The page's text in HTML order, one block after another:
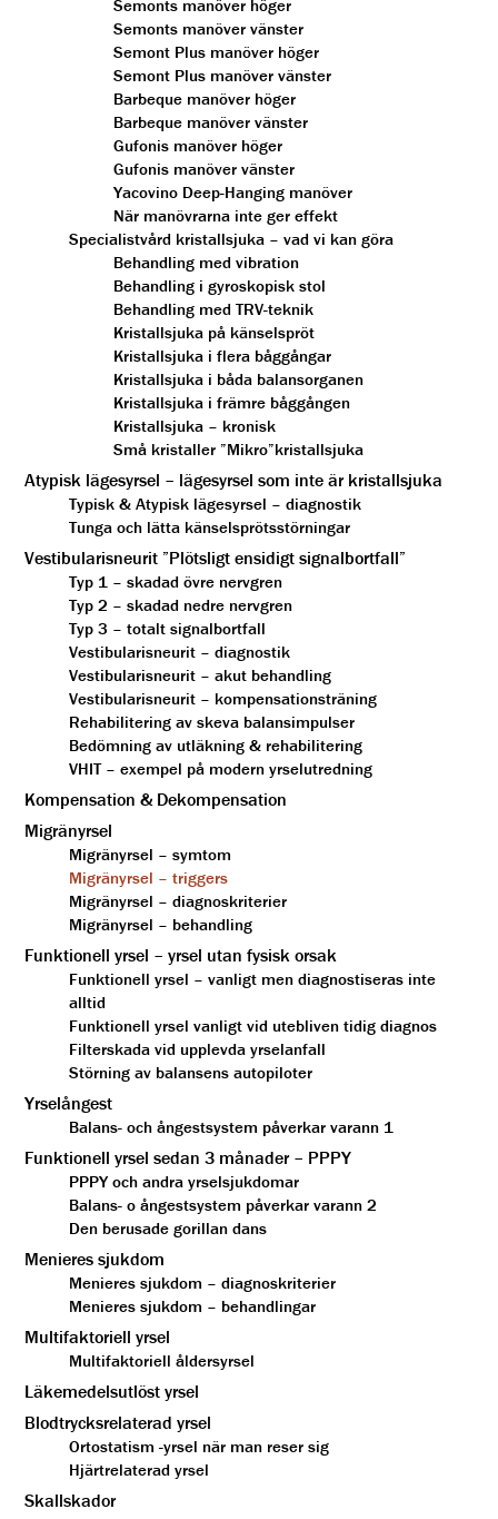
Semonts manöver höger
Semonts manöver vänster
Semont Plus manöver höger
Semont Plus manöver vänster
Barbeque manöver höger
Barbeque manöver vänster
Gufonis manöver höger
Gufonis manöver vänster
Yacovino Deep-Hanging manöver
När manövrarna inte ger effekt
Specialistvård kristallsjuka – vad vi kan göra
Behandling med vibration
Behandling i gyroskopisk stol
Behandling med TRV-teknik
Kristallsjuka på känselspröt
Kristallsjuka i flera båggångar
Kristallsjuka i båda balansorganen
Kristallsjuka i främre båggången
Kristallsjuka – kronisk
Små kristaller ”Mikro”kristallsjuka
Atypisk lägesyrsel – lägesyrsel som inte är kristallsjuka
Typisk & Atypisk lägesyrsel – diagnostik
Tunga och lätta känselsprötsstörningar
Vestibularisneurit ”Plötsligt ensidigt signalbortfall”
Typ 1 – skadad övre nervgren
Typ 2 – skadad nedre nervgren
Typ 3 – totalt signalbortfall
Vestibularisneurit – diagnostik
Vestibularisneurit – akut behandling
Vestibularisneurit – kompensationsträning
Rehabilitering av skeva balansimpulser
Bedömning av utläkning & rehabilitering
VHIT – exempel på modern yrselutredning
Kompensation & Dekompensation
Migränyrsel
Migränyrsel – symtom
Migränyrsel – triggers
Migränyrsel – diagnoskriterier
Migränyrsel – behandling
Funktionell yrsel – yrsel utan fysisk orsak
Funktionell yrsel – vanligt men diagnostiseras inte
alltid
Funktionell yrsel vanligt vid utebliven tidig diagnos
Filterskada vid upplevda yrselanfall
Störning av balansens autopiloter
Yrselångest
Balans- och ångestsystem påverkar varann 1
Funktionell yrsel sedan 3 månader – PPPY
PPPY och andra yrselsjukdomar
Balans- o ångestsystem påverkar varann 2
Den berusade gorillan dans
Menieres sjukdom
Menieres sjukdom – diagnoskriterier
Menieres sjukdom – behandlingar
Multifaktoriell yrsel
Multifaktoriell åldersyrsel
Läkemedelsutlöst yrsel
Blodtrycksrelaterad yrsel
Ortostatism -yrsel när man reser sig
Hjärtrelaterad yrsel
Skallskador